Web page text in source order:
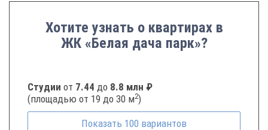
Хотите узнать о квартирах в
ЖК «Белая дача парк»?
Студии от 7.44 до 8.8 млн ₽
(площадью от 19 до 30 м2)
Показать 100 вариантов